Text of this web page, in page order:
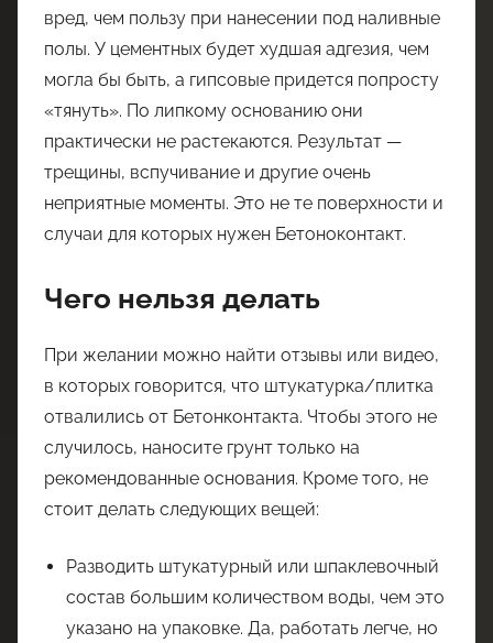
вред, чем пользу при нанесении под наливные
полы. У цементных будет худшая адгезия, чем
могла бы быть, а гипсовые придется попросту
«тянуть». По липкому основанию они
практически не растекаются. Результат —
трещины, вспучивание и другие очень
неприятные моменты. Это не те поверхности и
случаи для которых нужен Бетоноконтакт.
Чего нельзя делать
При желании можно найти отзывы или видео,
в которых говорится, что штукатурка/плитка
отвалились от Бетонконтакта. Чтобы этого не
случилось, наносите грунт только на
рекомендованные основания. Кроме того, не
стоит делать следующих вещей:
Разводить штукатурный или шпаклевочный
состав большим количеством воды, чем это
указано на упаковке. Да, работать легче, но